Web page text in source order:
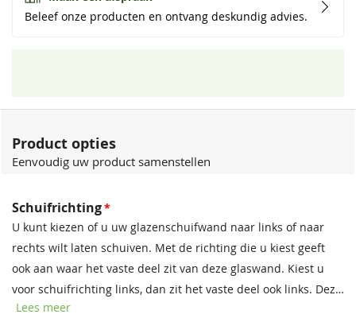
Beleef onze producten en ontvang deskundig advies.
Product opties
Eenvoudig uw product samenstellen
Schuifrichting
U kunt kiezen of u uw glazenschuifwand naar links of naar
rechts wilt laten schuiven. Met de richting die u kiest geeft
ook aan waar het vaste deel zit van deze glaswand. Kiest u
voor schuifrichting links, dan zit het vaste deel ook links. Deze
richting wordt bepaald als u buiten de veranda voor uw
Lees meer